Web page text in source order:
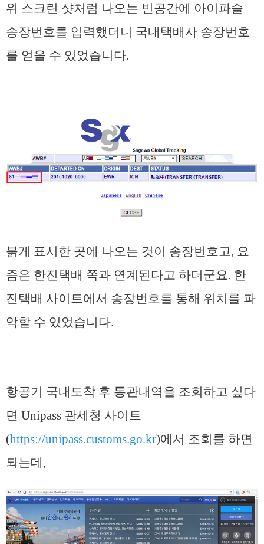
위 스크린 샷처럼 나오는 빈공간에 아이파슬
송장번호를 입력했더니 국내택배사 송장번호
를 얻을 수 있었습니다.
붉게 표시한 곳에 나오는 것이 송장번호고, 요
즘은 한진택배 쪽과 연계된다고 하더군요. 한
진택배 사이트에서 송장번호를 통해 위치를 파
악할 수 있었습니다.
항공기 국내도착 후 통관내역을 조회하고 싶다
면 Unipass 관세청 사이트
(https://unipass.customs.go.kr)에서 조회를 하면
되는데,